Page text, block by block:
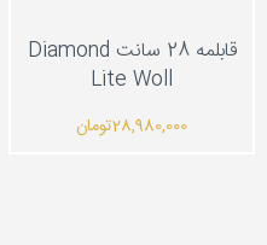
قابلمه 28 سانت Diamond
Lite Woll
28,980,000تومان